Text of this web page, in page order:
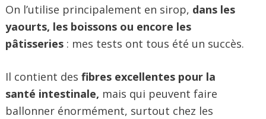
On l’utilise principalement en sirop, dans les
yaourts, les boissons ou encore les
pâtisseries : mes tests ont tous été un succès.
Il contient des fibres excellentes pour la
santé intestinale, mais qui peuvent faire
ballonner énormément, surtout chez les